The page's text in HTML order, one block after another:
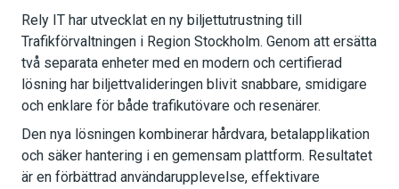
Rely IT har utvecklat en ny biljettutrustning till
Trafikförvaltningen i Region Stockholm. Genom att ersätta
två separata enheter med en modern och certifierad
lösning har biljettvalideringen blivit snabbare, smidigare
och enklare för både trafikutövare och resenärer.
Den nya lösningen kombinerar hårdvara, betalapplikation
och säker hantering i en gemensam plattform. Resultatet
är en förbättrad användarupplevelse, effektivare